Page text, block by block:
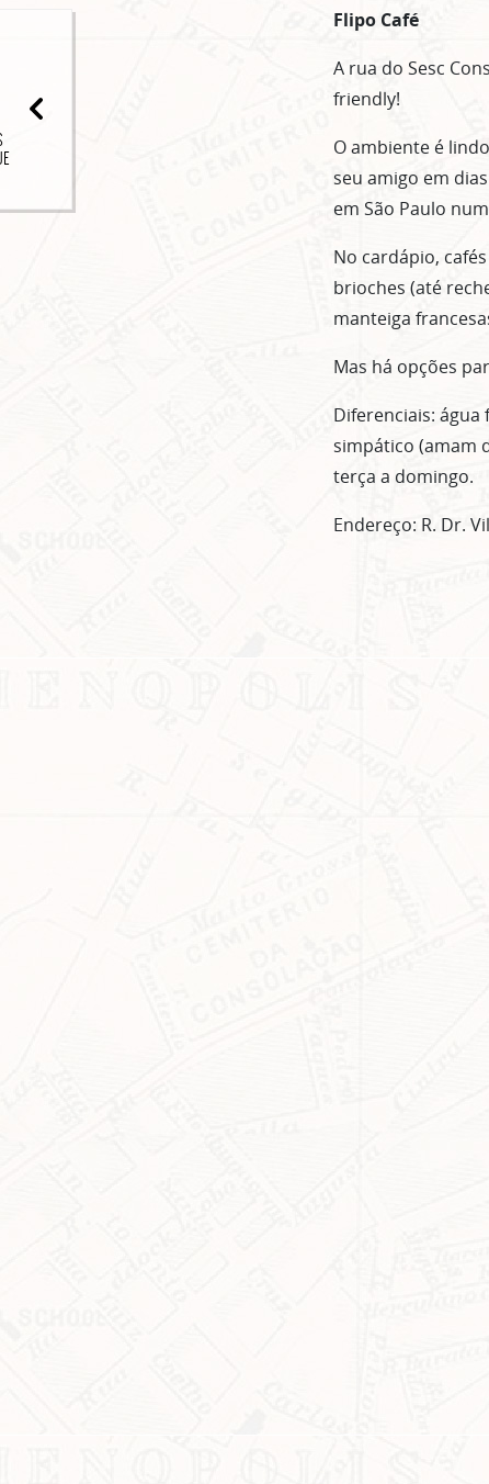
Flipo Café
A rua do Sesc
friendly!
O ambiente é
seu amigo em
em São Paulo
No cardápio,
brioches (até
manteiga
Mas há opções
Diferenciais:
simpático (amam
terça a domingo.
Endereço: R. Dr.